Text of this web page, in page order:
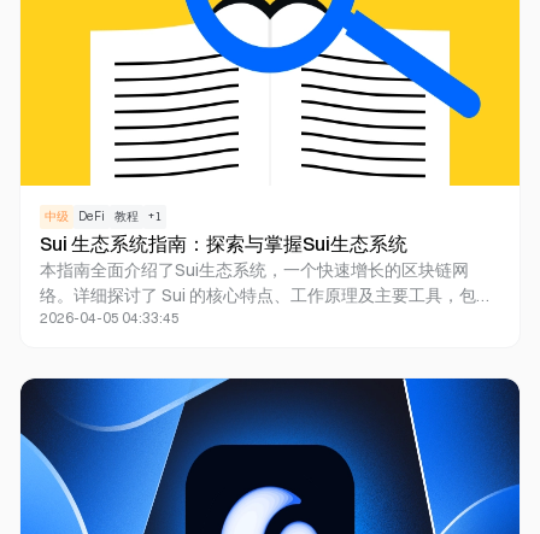
中级 DeFi 教程 +1
Sui 生态系统指南：探索与掌握Sui生态系统
本指南全面介绍了Sui生态系统，一个快速增长的区块链网
络。详细探讨了 Sui 的核心特点、工作原理及主要工具，包括
其低延迟传输、即时交易确认和高吞吐量等优势。通过介绍
还深入分析了Sui生态系统中各个重要协议的特点和应用场
景，帮助用户更好地理解和参与这个充满活力的区块链生态系
统。
2026-04-05 04:33:45